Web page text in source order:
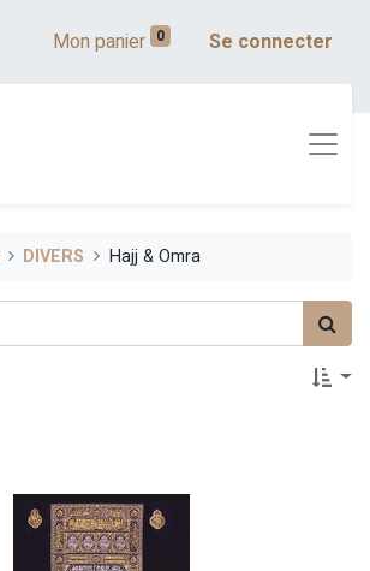
Mon panier 0 Se connecter
DIVERS Hajj & Omra